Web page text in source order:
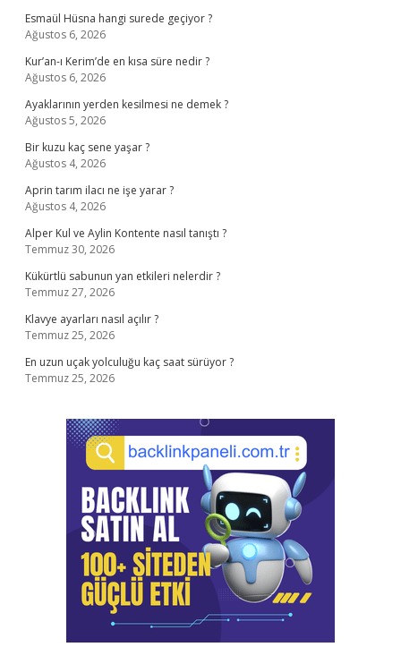
Esmaül Hüsna hangi surede geçiyor ?
Ağustos 6, 2026
Kur’an-ı Kerim’de en kısa süre nedir ?
Ağustos 6, 2026
Ayaklarının yerden kesilmesi ne demek ?
Ağustos 5, 2026
Bir kuzu kaç sene yaşar ?
Ağustos 4, 2026
Aprin tarım ilacı ne işe yarar ?
Ağustos 4, 2026
Alper Kul ve Aylin Kontente nasıl tanıştı ?
Temmuz 30, 2026
Kükürtlü sabunun yan etkileri nelerdir ?
Temmuz 27, 2026
Klavye ayarları nasıl açılır ?
Temmuz 25, 2026
En uzun uçak yolculuğu kaç saat sürüyor ?
Temmuz 25, 2026